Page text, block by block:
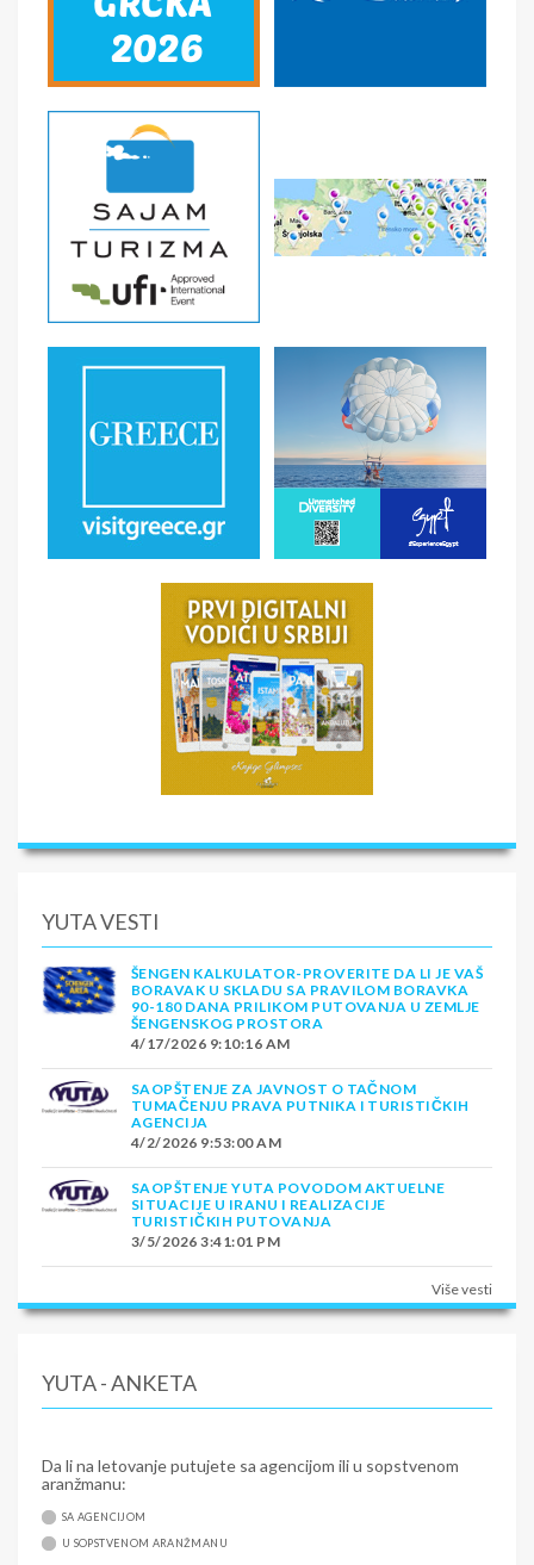
YUTA VESTI
ŠENGEN KALKULATOR-PROVERITE DA LI JE VAŠ
BORAVAK U SKLADU SA PRAVILOM BORAVKA
90-180 DANA PRILIKOM PUTOVANJA U ZEMLJE
ŠENGENSKOG PROSTORA
4/17/2026 9:10:16 AM
SAOPŠTENJE ZA JAVNOST O TAČNOM
TUMAČENJU PRAVA PUTNIKA I TURISTIČKIH
AGENCIJA
4/2/2026 9:53:00 AM
SAOPŠTENJE YUTA POVODOM AKTUELNE
SITUACIJE U IRANU I REALIZACIJE
TURISTIČKIH PUTOVANJA
3/5/2026 3:41:01 PM
Više vesti
YUTA - ANKETA
Da li na letovanje putujete sa agencijom ili u sopstvenom
aranžmanu:
SA AGENCIJOM
U SOPSTVENOM ARANŽMANU